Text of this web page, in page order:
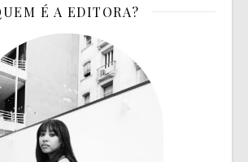
É A EDITORA?